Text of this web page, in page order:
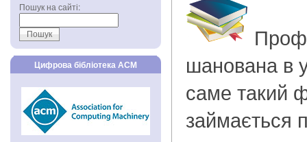
Пошук на сайті:
Цифрова бібліотека АСМ
шанована в
саме такий
займається